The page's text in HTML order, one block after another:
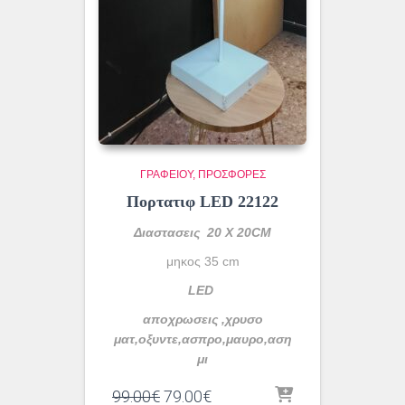
ΓΡΑΦΕΊΟΥ ΠΡΟΣΦΟΡΕΣ
Πορτατιφ LED 22122
Διαστασεις 20 Χ 20CM
μηκος 35 cm
LED
αποχρωσεις ,χρυσο
ματ,οξυντε,ασπρο,μαυρο,αση
μι
99.00€Original
79.00€Η